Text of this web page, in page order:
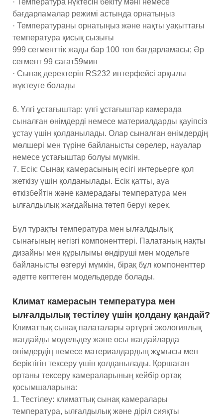
бағдарламалар режимі астында орнатыңыз
· Температураны орнатыңыз және нақты уақыттағы
температура қисық сызығы
999 сегменттік жады бар 100 топ бағдарламасы; Әр
сегмент 99 сағат59мин
· Сынақ деректерін RS232 интерфейсі арқылы
жүктеуге болады
6. Үлгі ұстағыштар: үлгі ұстағыштар камерада
сыналған өнімдерді немесе материалдарды қауіпсіз
ұстау үшін қолданылады. Олар сыналған өнімдердің
мөлшері мен түріне байланысты сөрелер, науалар
немесе ұстағыштар болуы мүмкін.
7. Есік: Сынақ камерасының есігі интерьерге қол
жеткізу үшін қолданылады. Есік қатты, ауа
өткізбейтін және камерадағы температура мен
ылғалдылық жағдайына төтеп беруі керек.
Бұл тұрақты температура мен ылғалдылық
сынағының негізгі компоненттері. Палатаның нақты
дизайны мен құрылымы өндіруші мен модельге
байланысты өзгеруі мүмкін, бірақ бұл компоненттер
әдетте көптеген модельдерде болады.
Климат камерасын температура мен
ылғалдылық тестілеу үшін қолдану қандай?
Климаттық сынақ палаталары әртүрлі экологиялық
жағдайды модельдеу және осы жағдайларда
өнімдердің немесе материалдардың жұмысы мен
беріктігін тексеру үшін қолданылады. Қоршаған
ортаны тексеру камераларының кейбір ортақ
қосымшаларына:
1. Тестілеу: климаттық сынақ камералары
температура, ылғалдылық және діріл сияқты